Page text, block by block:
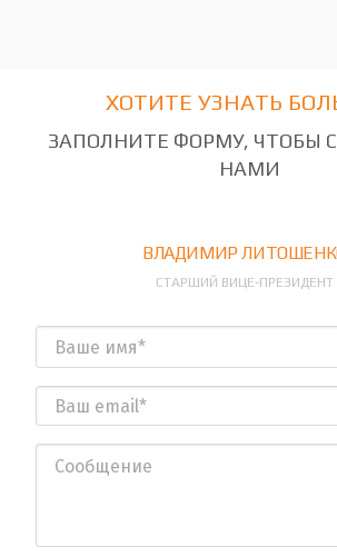
ХОТИТЕ УЗНАТЬ
ЗАПОЛНИТЕ ФОРМУ, ЧТОБЫ
НАМИ
ВЛАДИМИР
СТАРШИЙ ВИЦЕ-ПРЕЗИДЕНТ